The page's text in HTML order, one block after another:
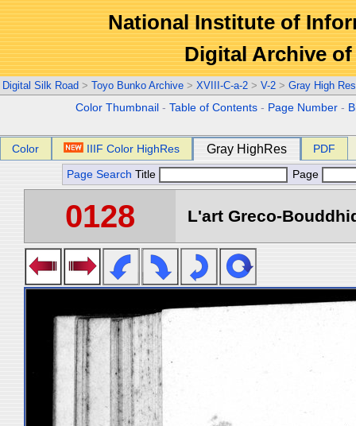
National Institute of
Digital Archive
Digital Silk Road > Toyo Bunko Archive > XVIII-C-a-2 > V-2 > Gray High
Color Thumbnail -Table of Contents - Page Number -
Color IIIF Color HighRes Gray HighRes PDF
Page Search Title Page
0128 L'art Greco-